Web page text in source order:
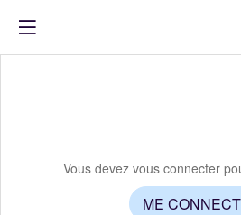
Vous devez vous connecter
ME